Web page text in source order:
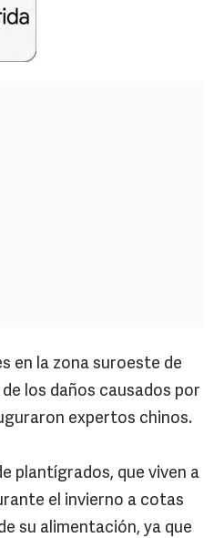
en la zona suroeste de
los daños causados por
expertos chinos.
plantígrados, que viven a
el invierno a cotas
su alimentación, ya que